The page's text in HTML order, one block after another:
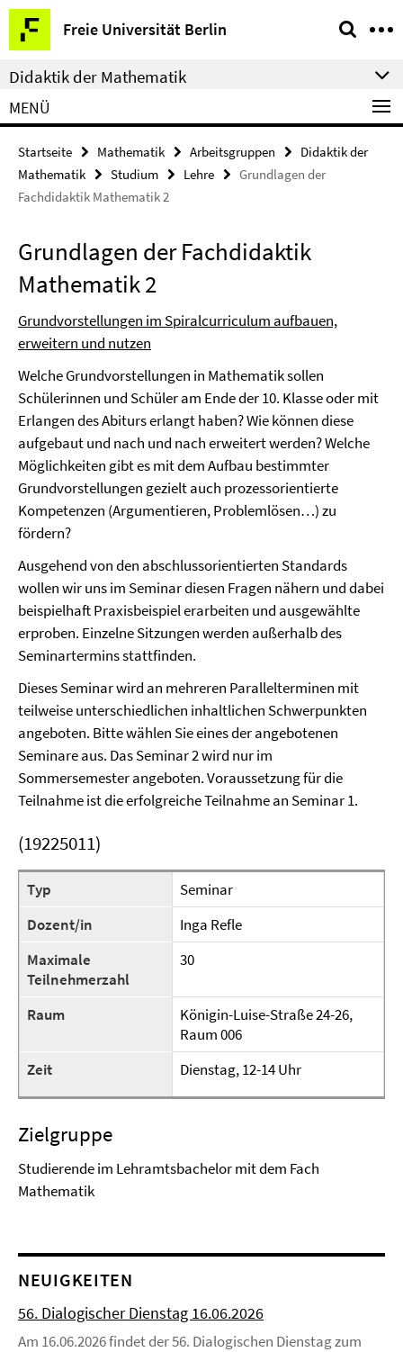
Springe
direkt
zu
Inhalt
Freie Universität Berlin
Service-
Navigation
Didaktik der Mathematik
MENÜ
Startseite Mathematik Arbeitsgruppen
Didaktik der
Mathematik
Studium Lehre
Grundlagen der
Fachdidaktik Mathematik 2
Grundlagen der Fachdidaktik
Mathematik 2
Grundvorstellungen im Spiralcurriculum aufbauen,
erweitern und nutzen
Welche Grundvorstellungen in Mathematik sollen
Schülerinnen und Schüler am Ende der 10. Klasse oder mit
Erlangen des Abiturs erlangt haben? Wie können diese
aufgebaut und nach und nach erweitert werden? Welche
Möglichkeiten gibt es mit dem Aufbau bestimmter
Grundvorstellungen gezielt auch prozessorientierte
Kompetenzen (Argumentieren, Problemlösen…) zu
fördern?
Ausgehend von den abschlussorientierten Standards
wollen wir uns im Seminar diesen Fragen nähern und dabei
beispielhaft Praxisbeispiel erarbeiten und ausgewählte
erproben. Einzelne Sitzungen werden außerhalb des
Seminartermins stattfinden.
Dieses Seminar wird an mehreren Parallelterminen mit
teilweise unterschiedlichen inhaltlichen Schwerpunkten
angeboten. Bitte wählen Sie eines der angebotenen
Seminare aus. Das Seminar 2 wird nur im
Sommersemester angeboten. Voraussetzung für die
Teilnahme ist die erfolgreiche Teilnahme an Seminar 1.
(19225011)
Typ
Seminar
Dozent/in
Inga Refle
Maximale
Teilnehmerzahl
30
Raum
Königin-Luise-Straße 24-26,
Raum 006
Zeit
Dienstag, 12-14 Uhr
Zielgruppe
Studierende im Lehramtsbachelor mit dem Fach
Mathematik
NEUIGKEITEN
56. Dialogischer Dienstag 16.06.2026
Am 16.06.2026 findet der 56. Dialogischen Dienstag zum